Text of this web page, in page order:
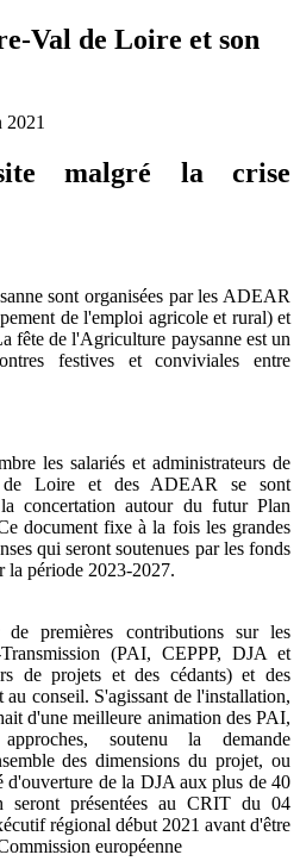
Val de Loire et son
malgré la crise
sont organisées par les ADEAR
de l'emploi agricole et rural) et
fête de l'Agriculture paysanne est un
festives et conviviales entre
les salariés et administrateurs de
Loire et des ADEAR se sont
concertation autour du futur Plan
document fixe à la fois les grandes
qui seront soutenues par les fonds
la période 2023-2027.
premières contributions sur les
(PAI, CEPPP, DJA et
de projets et des cédants) et des
au conseil. S'agissant de l'installation,
d'une meilleure animation des PAI,
soutenu la demande
des dimensions du projet, ou
d'ouverture de la DJA aux plus de 40
seront présentées au CRIT du 04
régional début 2021 avant d'être
européenne